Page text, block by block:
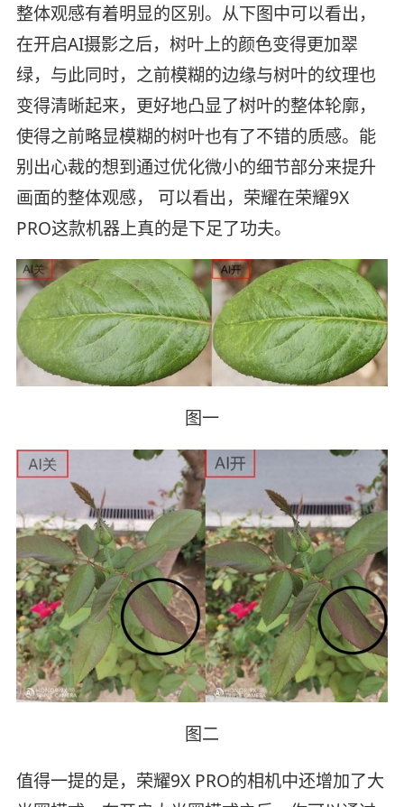
整体观感有着明显的区别。从下图中可以看出，
在开启AI摄影之后，树叶上的颜色变得更加翠
绿，与此同时，之前模糊的边缘与树叶的纹理也
变得清晰起来，更好地凸显了树叶的整体轮廓，
使得之前略显模糊的树叶也有了不错的质感。能
别出心裁的想到通过优化微小的细节部分来提升
画面的整体观感， 可以看出，荣耀在荣耀9X
PRO这款机器上真的是下足了功夫。
图一
图二
值得一提的是，荣耀9X PRO的相机中还增加了大